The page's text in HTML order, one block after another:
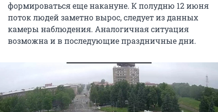
формироваться еще накануне. К полудню 12 июня
поток людей заметно вырос, следует из данных
камеры наблюдения. Аналогичная ситуация
возможна и в последующие праздничные дни.